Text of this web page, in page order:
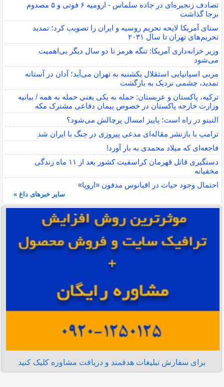
تصادف زنجیره‌ای در جاده سلماس - ارومیه ۶ فوتی و ۵ مصدوم
برجا گذاشت
سنای آمریکا لایحه تحریم روسیه و ایران را تصویب کرد؛ تمدید
تحریم‌های تهران تا سال ۲۰۳۱
وزیر خزانه‌داری آمریکا: تنگه هرمز تا دو سال دیگر بی‌اهمیت
می‌شود
مربی اسپانیایی استقلال یکشنبه به تهران می‌آید؛ آدان در آستانه
تمدید، چشمی نزدیک به بازگشت
ترکیه، پاکستان و عربستان: حمله به یکی یعنی حمله به همه / بیانیه
وزارت خارجه پاکستان در خصوص پیمان دفاعی مشترک مکه
النینو در راه است؛ پاییز امسال پرچالش می‌شود؟
ترامپ با بازنشر مقاله‌ای مدعی پیروزی در جنگ با ایران شد
فاجعه‌ای که میلاد محمدی به بار آورد!
دستگیری قاتل قهرمان کراسفیت کشور بعد از ۱۱ ماه زندگی
مخفیانه
احتمال وجود حیات در اقیانوس مدفون «اروپا»
سایر خبرهای داغ »
برای سفارش تبلیغات هدفمند و دریافت مشاوره کلیک کنید